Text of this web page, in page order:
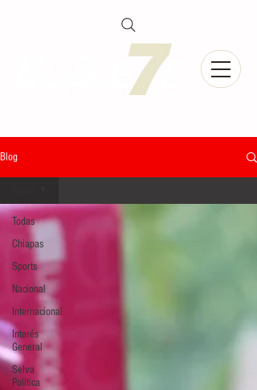
Blog
Todas
Chiapas
Sports
Nacional
Internacional
Interés
General
Selva
Política